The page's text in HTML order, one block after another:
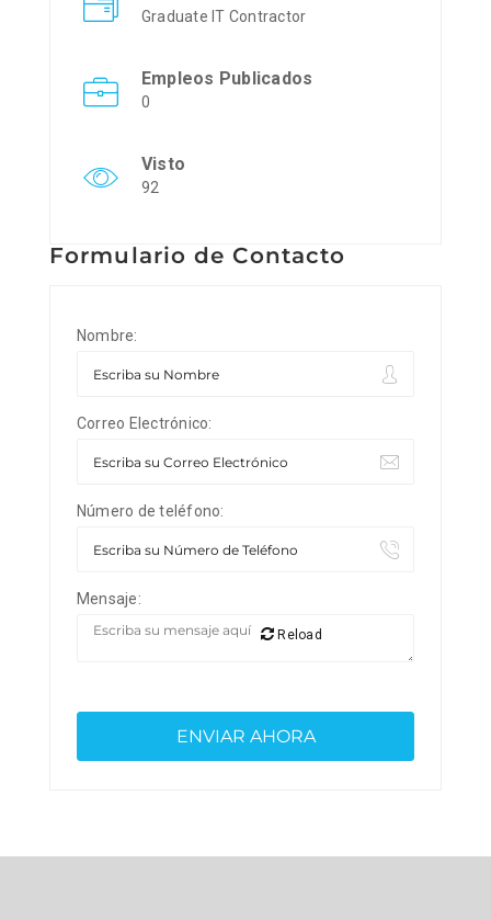
Graduate IT Contractor
Empleos Publicados
0
Visto
92
Formulario de Contacto
Nombre:
Correo Electrónico:
Número de teléfono:
Mensaje:
Reload